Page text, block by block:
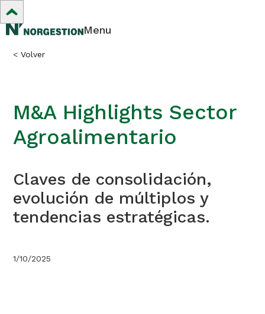
Menu
< Volver
M&A Highlights Sector
Agroalimentario
Claves de consolidación,
evolución de múltiplos y
tendencias estratégicas.
1/10/2025